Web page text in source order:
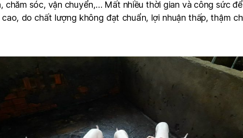
chăm sóc, vận chuyển,… Mất nhiều thời gian và công sức
do chất lượng không đạt chuẩn, lợi nhuận thấp, thậm